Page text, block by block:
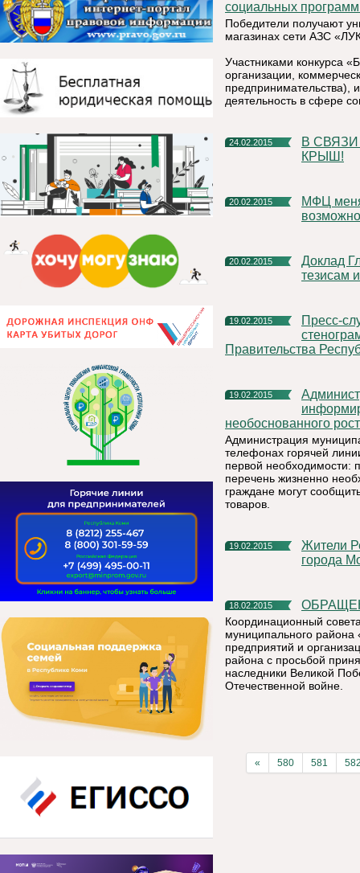
социальных
Победители получают
магазинах сети АЗС
Участниками конкурса
организации,
предпринимательства),
деятельность в сфере
24.02.2015
В СВЯЗИ С ПОТЕПЛЕНИЕМ ВОЗМОЖЕН СХОД СНЕГА С
КРЫШ!
20.02.2015
МФЦ меняет имя! Мои документы. Новое имя - новые
20.02.2015
Доклад Главы Республики Коми, разбитый по основным
тезисам
19.02.2015
Пресс-служба Главы Республики Коми распространяет
Правительства
19.02.2015
Администрация муниципального района «Княжпогостский»
необоснованного
Администрация
телефонах горячей
первой необходимости:
перечень жизненно
граждане могут
товаров.
19.02.2015
Жители Республики Коми могут прилететь в любой аэропорт
города
18.02.2015
Координационный
муниципального района
предприятий и
района с просьбой
наследники Великой
Отечественной войне.
« 580 581